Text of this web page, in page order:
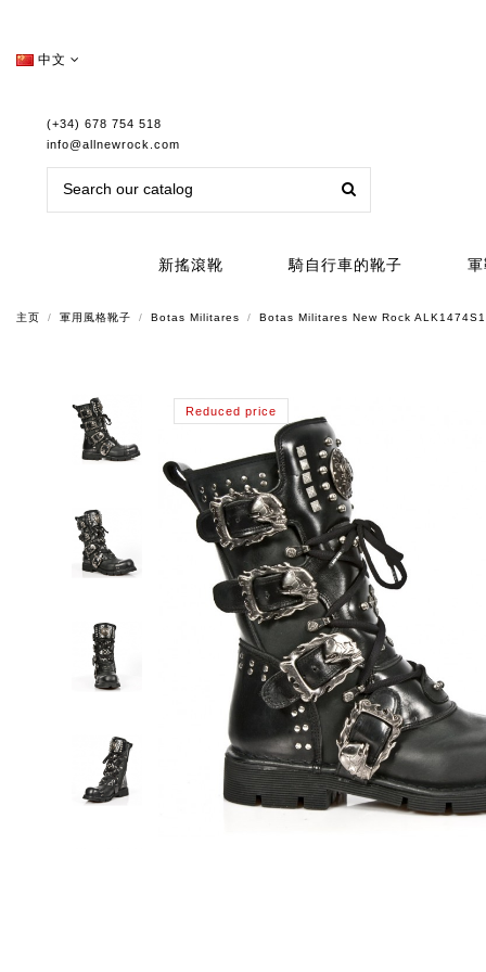
中文
(+34) 678 754 518
info@allnewrock.com
新搖滾靴 騎自行車的靴子
主页 軍用風格靴子 Botas Militares Botas Militares New Rock ALK1474S1
Reduced price